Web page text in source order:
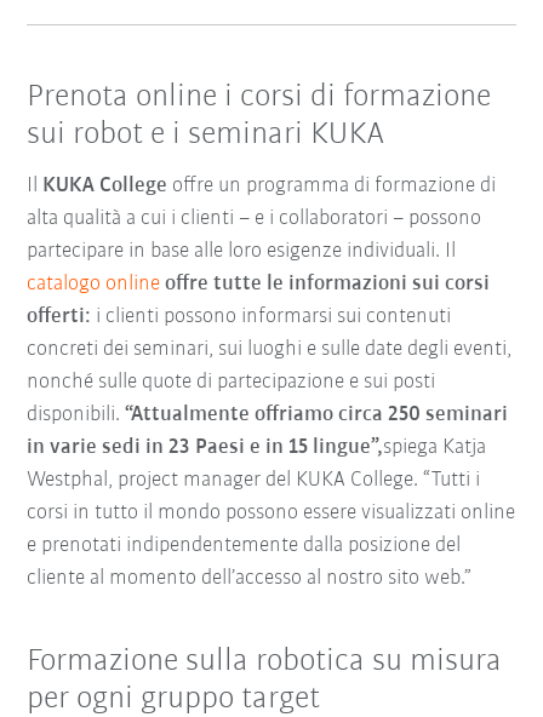
Prenota online i corsi di formazione
sui robot e i seminari KUKA
KUKA College offre un programma di formazione di
alta qualità a cui i clienti – e i collaboratori – possono
partecipare in base alle loro esigenze individuali. Il
catalogo online offre tutte le informazioni sui corsi
offerti: i clienti possono informarsi sui contenuti
concreti dei seminari, sui luoghi e sulle date degli eventi,
nonché sulle quote di partecipazione e sui posti
disponibili.“Attualmente offriamo circa 250 seminari
in varie sedi in 23 Paesi e in 15 lingue”,spiega Katja
Westphal, project manager del KUKA College. “Tutti i
corsi in tutto il mondo possono essere visualizzati online
e prenotati indipendentemente dalla posizione del
cliente al momento dell’accesso al nostro sito web.”
Formazione sulla robotica su misura
per ogni gruppo target